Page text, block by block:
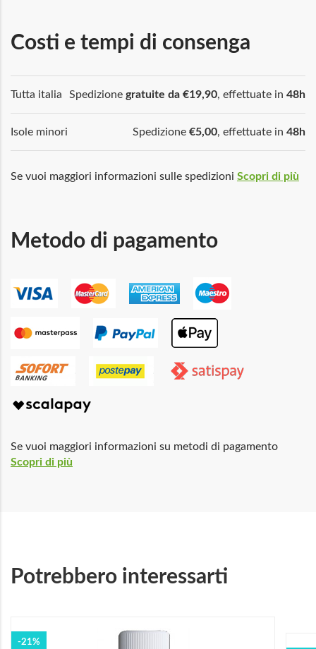
Costi e tempi di consenga
Tutta italia Spedizione gratuite da €19,90, effettuate in 48h
Isole minori Spedizione €5,00, effettuate in 48h
Se vuoi maggiori informazioni sulle spedizioni Scopri di più
Metodo di pagamento
Se vuoi maggiori informazioni su metodi di pagamento
Scopri di più
Potrebbero interessarti
-21%